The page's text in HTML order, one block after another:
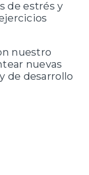
de estrés y
nuestro
nuevas
de desarrollo